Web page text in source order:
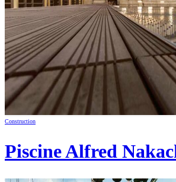
Construction
Piscine Alfred